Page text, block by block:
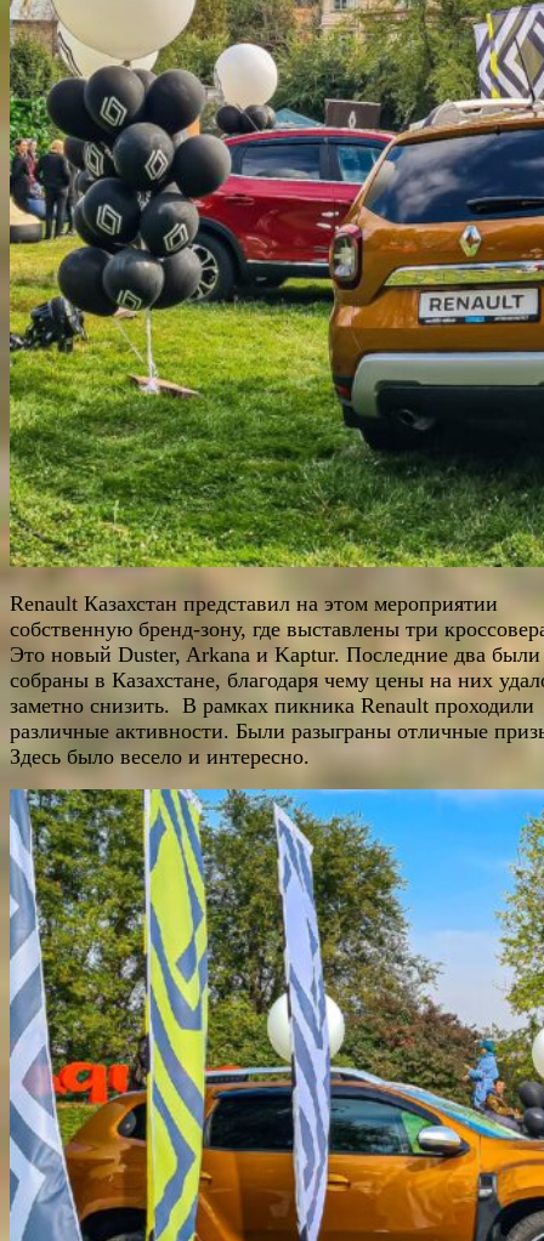
Renault Казахстан представил на этом мероприятии
собственную бренд-зону, где выставлены три
Это новый Duster, Arkana и Kaptur. Последние два были
собраны в Казахстане, благодаря чему цены на них
заметно снизить. В рамках пикника Renault проходили
различные активности. Были разыграны отличные
Здесь было весело и интересно.